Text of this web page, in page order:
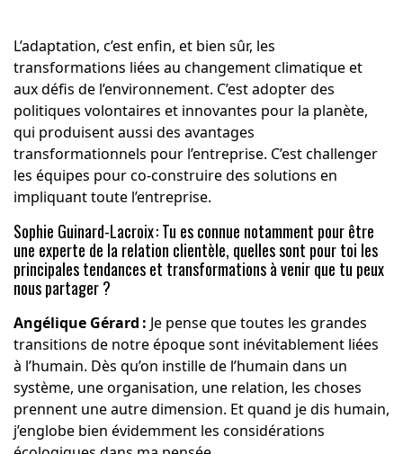
L’adaptation, c’est enfin, et bien sûr, les
transformations liées au changement climatique et
aux défis de l’environnement. C’est adopter des
politiques volontaires et innovantes pour la planète,
qui produisent aussi des avantages
transformationnels pour l’entreprise. C’est challenger
les équipes pour co-construire des solutions en
impliquant toute l’entreprise.
Sophie Guinard-Lacroix : Tu es connue notamment pour être
une experte de la relation clientèle, quelles sont pour toi les
principales tendances et transformations à venir que tu peux
nous partager ?
Angélique Gérard : Je pense que toutes les grandes
transitions de notre époque sont inévitablement liées
à l’humain. Dès qu’on instille de l’humain dans un
système, une organisation, une relation, les choses
prennent une autre dimension. Et quand je dis humain,
j’englobe bien évidemment les considérations